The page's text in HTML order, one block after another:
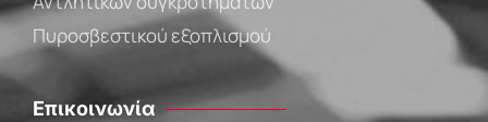
Πυροσβεστικού εξοπλισμού
Επικοινωνία